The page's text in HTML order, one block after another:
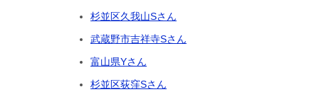
杉並区久我山Sさん
武蔵野市吉祥寺Sさん
富山県Yさん
杉並区荻窪Sさん